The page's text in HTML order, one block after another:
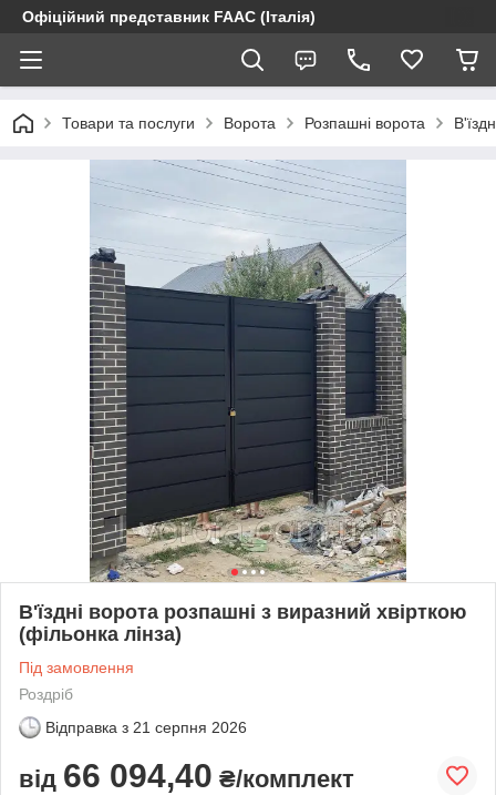
Офіційний представник FAAC (Італія)
Товари та послуги Ворота Розпашні ворота
В'їздні ворота розпашні з виразний хвірткою
(фільонка лінза)
Під замовлення
Роздріб
Відправка з 21 серпня 2026
від 66 094,40 ₴/комплект